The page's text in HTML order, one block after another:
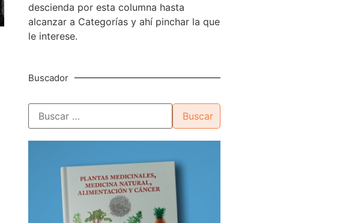
descienda por esta columna hasta
alcanzar a Categorías y ahí pinchar la que
le interese.
Buscador